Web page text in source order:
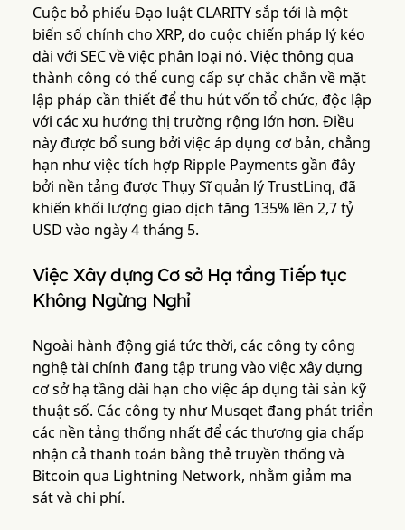
Cuộc bỏ phiếu Đạo luật CLARITY sắp tới là một
biến số chính cho XRP, do cuộc chiến pháp lý kéo
dài với SEC về việc phân loại nó. Việc thông qua
thành công có thể cung cấp sự chắc chắn về mặt
lập pháp cần thiết để thu hút vốn tổ chức, độc lập
với các xu hướng thị trường rộng lớn hơn. Điều
này được bổ sung bởi việc áp dụng cơ bản, chẳng
hạn như việc tích hợp Ripple Payments gần đây
bởi nền tảng được Thụy Sĩ quản lý TrustLinq, đã
khiến khối lượng giao dịch tăng 135% lên 2,7 tỷ
USD vào ngày 4 tháng 5.
Việc Xây dựng Cơ sở Hạ tầng Tiếp tục
Không Ngừng Nghỉ
Ngoài hành động giá tức thời, các công ty công
nghệ tài chính đang tập trung vào việc xây dựng
cơ sở hạ tầng dài hạn cho việc áp dụng tài sản kỹ
thuật số. Các công ty như Musqet đang phát triển
các nền tảng thống nhất để các thương gia chấp
nhận cả thanh toán bằng thẻ truyền thống và
Bitcoin qua Lightning Network, nhằm giảm ma
sát và chi phí.